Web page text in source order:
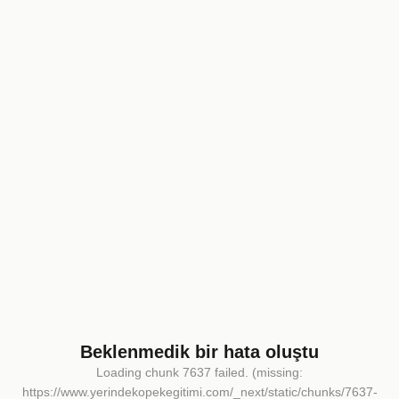
Beklenmedik bir hata oluştu
Loading chunk 7637 failed. (missing:
https://www.yerindekopekegitimi.com/_next/static/chunks/7637-